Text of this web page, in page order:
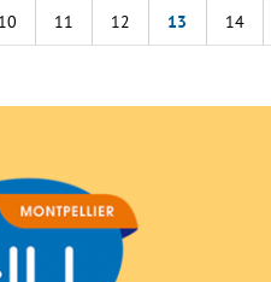
10 11 12 13 14